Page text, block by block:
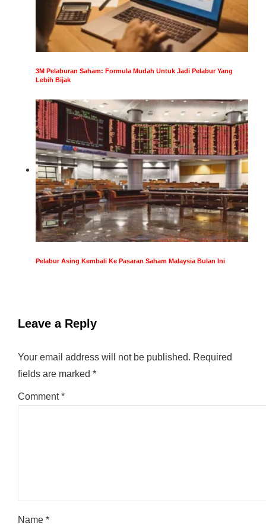
3M Pelaburan Saham: Formula Mudah Untuk Jadi Pelabur Yang
Lebih Bijak
Pelabur Asing Kembali Ke Pasaran Saham Malaysia Bulan Ini
Leave a Reply
Your email address will not be published. Required
fields are marked *
Comment*
Name *